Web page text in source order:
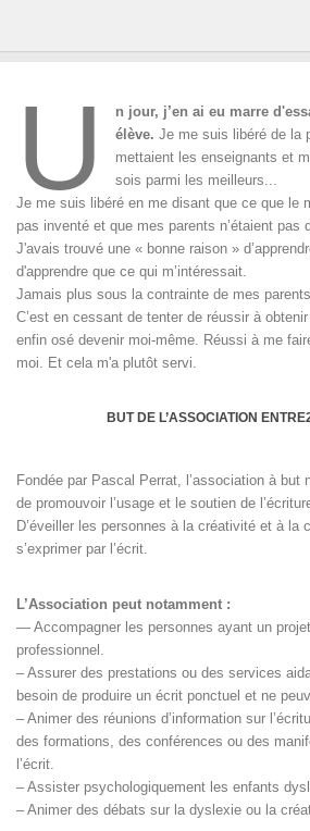
U
n jour, j’en ai eu marre
élève.Je me suis libéré de la
mettaient les enseignants et
sois parmi les meilleurs...
Je me suis libéré en me disant que ce que le
pas inventé et que mes parents n’étaient pas
J'avais trouvé une « bonne raison »
d'apprendre que ce qui m’intéressait.
Jamais plus sous la contrainte de mes
C’est en cessant de tenter de réussir à
enfin osé devenir moi-même. Réussi à me
moi. Et cela m'a plutôt servi.
BUT DE L’ASSOCIATION
Fondée par Pascal Perrat, l’association à but
de promouvoir l’usage et le soutien de
D’éveiller les personnes à la créativité et à la
s’exprimer par l’écrit.
L’Association peut notamment :
— Accompagner les personnes ayant un
professionnel.
– Assurer des prestations ou des services
besoin de produire un écrit ponctuel et ne
– Animer des réunions d’information sur
des formations, des conférences ou des
l’écrit.
– Assister psychologiquement les enfants
– Animer des débats sur la dyslexie ou la